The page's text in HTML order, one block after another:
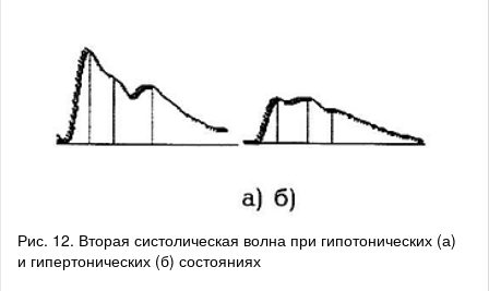
Рис. 12. Вторая систолическая волна при гипотонических (а)
и гипертони­ческих (б) состояниях